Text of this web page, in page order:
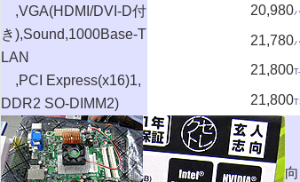
,VGA(HDMI/DVI-D付
き),Sound,1000Base-T
LAN
,PCI Express(x16)1,
DDR2 SO-DIMM2)
20,980
21,780
21,800
21,800